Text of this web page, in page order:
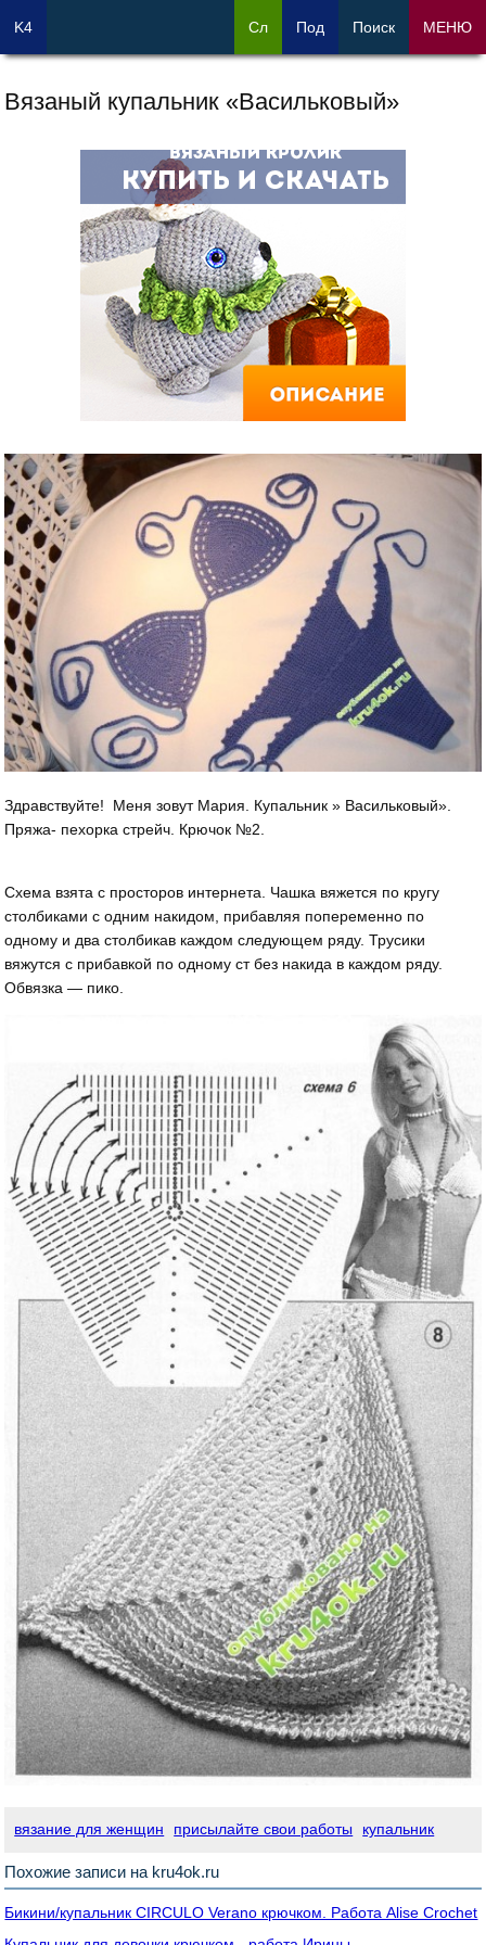
Вязаный купальник «Васильковый»
Здравствуйте! Меня зовут Мария. Купальник » Васильковый».
Пряжа- пехорка стрейч. Крючок №2.
Схема взята с просторов интернета. Чашка вяжется по кругу
столбиками с одним накидом, прибавляя попеременно по
одному и два столбикав каждом следующем ряду. Трусики
вяжутся с прибавкой по одному ст без накида в каждом ряду.
Обвязка — пико.
вязание для женщин присылайте свои работы купальник
Похожие записи на kru4ok.ru
Бикини/купальник СIRCULO Verano крючком. Работа Alise Crochet
K4 Сл Под Поиск МЕНЮ